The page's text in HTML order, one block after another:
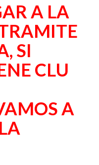
A LA
SI
CLU
A